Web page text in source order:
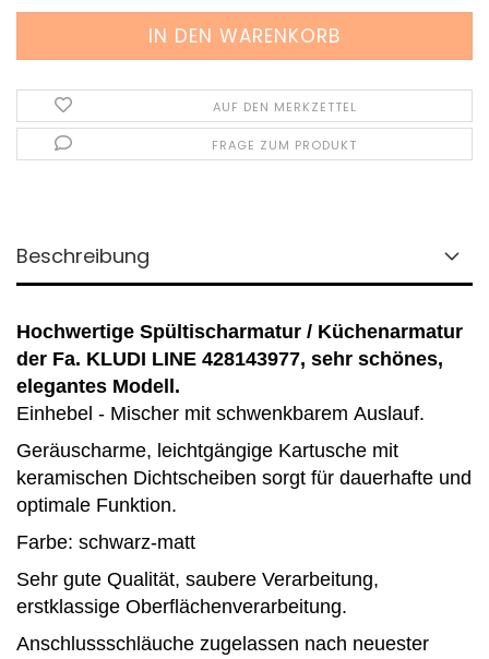
AUF DEN MERKZETTEL
FRAGE ZUM PRODUKT
Beschreibung
Hochwertige Spültischarmatur / Küchenarmatur
der Fa. KLUDI LINE 428143977, sehr schönes,
elegantes Modell.
Einhebel - Mischer mit schwenkbarem Auslauf.
Geräuscharme, leichtgängige Kartusche mit
keramischen Dichtscheiben sorgt für dauerhafte und
optimale Funktion.
Farbe: schwarz-matt
Sehr gute Qualität, saubere Verarbeitung,
erstklassige Oberflächenverarbeitung.
Anschlussschläuche zugelassen nach neuester